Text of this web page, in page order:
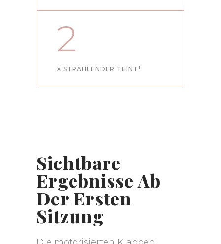
2
X STRAHLENDER TEINT*
Sichtbare
Ergebnisse Ab
Der Ersten
Sitzung